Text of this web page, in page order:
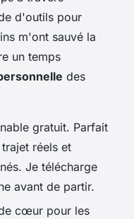
d'outils pour
m'ont sauvé la
un temps
des
gratuit. Parfait
réels et
Je télécharge
avant de partir.
cœur pour les